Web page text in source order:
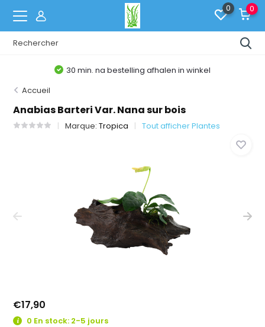
0 0
30 min. na bestelling afhalen in winkel
Accueil
Anabias Barteri Var. Nana sur bois
Marque:Tropica Tout afficher Plantes
€17,90
0 En stock: 2-5 jours